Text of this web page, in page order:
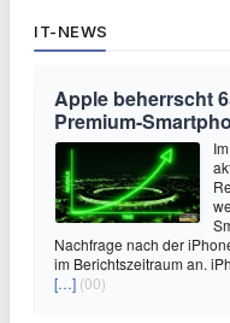
IT-NEWS
Apple beherrscht
Premium-
Nachfrage nach der
im Berichtszeitraum an.
[…] (00)